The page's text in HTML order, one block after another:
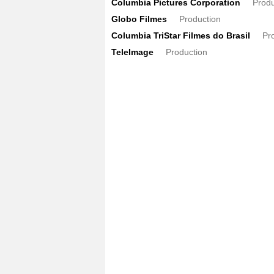
Columbia Pictures Corporation
Globo Filmes
Production
Columbia TriStar Filmes do Brasil
TeleImage
Production